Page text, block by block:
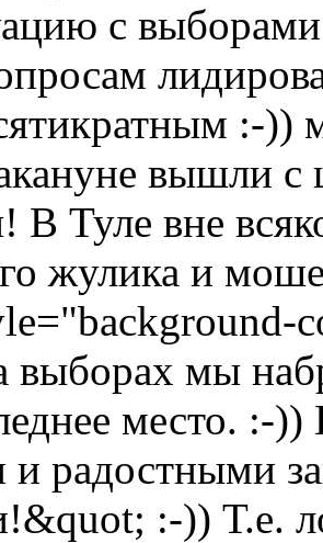
с
:-))
вышли
В Туле вне
жулика и
мы
место. :-
радостными
:-)) Т.е.